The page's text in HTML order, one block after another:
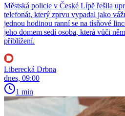
Městská policie v České Lípě řešila
telefonát, který zprvu vypadal jako
jednou hodinou ranní se na tísňové
jeho domem sedí osoba, která vůči
přiblížení.
Liberecká Drbna
dnes, 09:00
1 min